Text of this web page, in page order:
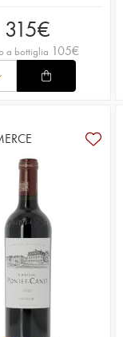
315€
a bottiglia 105€